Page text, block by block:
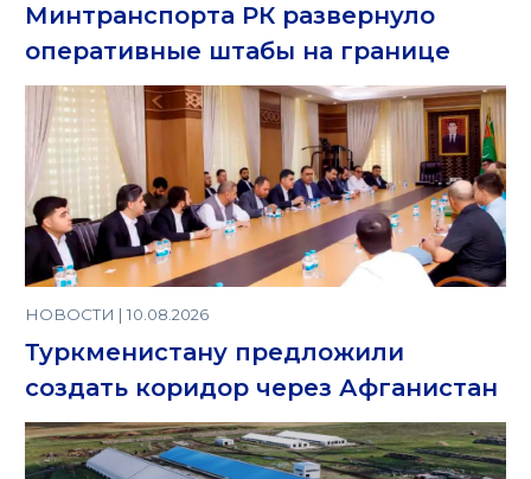
Минтранспорта РК развернуло
оперативные штабы на границе
НОВОСТИ | 10.08.2026
Туркменистану предложили
создать коридор через Афганистан